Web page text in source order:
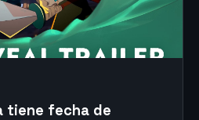
tiene fecha de